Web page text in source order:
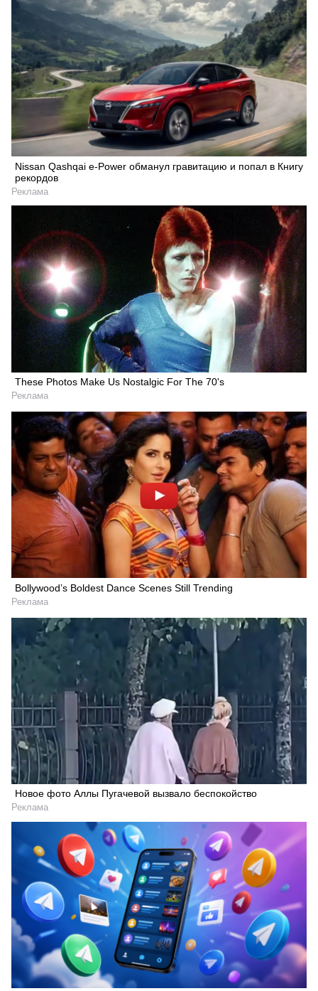
Nissan Qashqai e-Power обманул гравитацию и попал в Книгу
рекордов
Реклама
These Photos Make Us Nostalgic For The 70's
Реклама
Bollywood’s Boldest Dance Scenes Still Trending
Реклама
Новое фото Аллы Пугачевой вызвало беспокойство
Реклама